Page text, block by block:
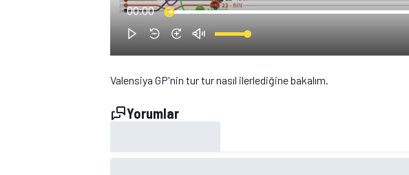
WRC
00:00
Valensiya GP'nin tur tur nasıl ilerlediğine bakalım.
Yorumlar